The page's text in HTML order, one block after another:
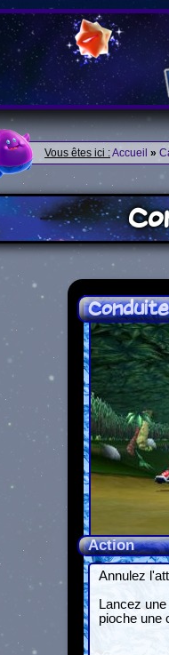
Vous êtes ici :Accueil »
Action
Annulez
Lancez
pioche une